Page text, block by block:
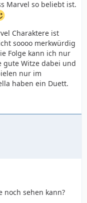
Marvel so beliebt ist.
Charaktere ist
soooo merkwürdig
Folge kann ich nur
gute Witze dabei und
nur im
haben ein Duett.
noch sehen kann?